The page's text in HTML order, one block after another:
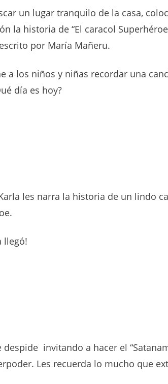
un lugar tranquilo de la casa,
la historia de “El caracol
por María Mañeru.
a los niños y niñas recordar una
día es hoy?
les narra la historia de un lindo
llegó!
despide invitando a hacer el
Les recuerda lo mucho que